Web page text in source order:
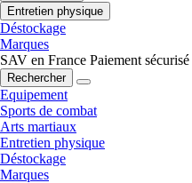
Entretien physique
Déstockage
Marques
SAV en France Paiement sécurisé
Rechercher
Equipement
Sports de combat
Arts martiaux
Entretien physique
Déstockage
Marques